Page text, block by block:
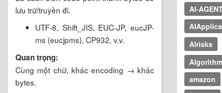
lưu trữ/truyền đi.
UTF-8, Shift_JIS, EUC-JP, eucJP-
ms (eucjpms), CP932, v.v.
Quan trọng:
Cùng một chữ, khác encoding → khác
bytes.
AI-
AIrisks
Algorithm
amazon